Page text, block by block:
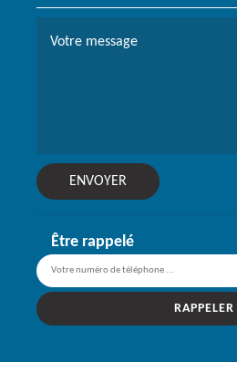
Être rappelé